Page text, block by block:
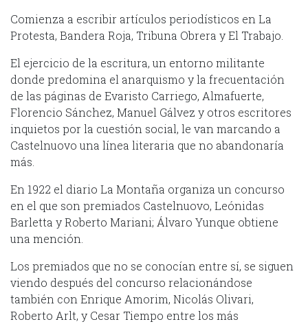
Comienza a escribir artículos periodísticos en La
Protesta, Bandera Roja, Tribuna Obrera y El Trabajo.
El ejercicio de la escritura, un entorno militante
donde predomina el anarquismo y la frecuentación
de las páginas de Evaristo Carriego, Almafuerte,
Florencio Sánchez, Manuel Gálvez y otros escritores
inquietos por la cuestión social, le van marcando a
Castelnuovo una línea literaria que no abandonaría
más.
En 1922 el diario La Montaña organiza un concurso
en el que son premiados Castelnuovo, Leónidas
Barletta y Roberto Mariani; Álvaro Yunque obtiene
una mención.
Los premiados que no se conocían entre sí, se siguen
viendo después del concurso relacionándose
también con Enrique Amorim, Nicolás Olivari,
Roberto Arlt, y Cesar Tiempo entre los más